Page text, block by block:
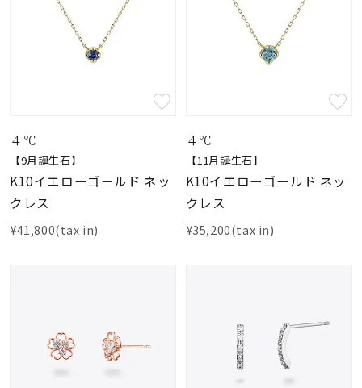
４℃
【9月誕生石】
K10イエローゴールド ネッ
クレス
¥41,800(tax in)
４℃
【11月誕生石】
K10イエローゴールド ネッ
クレス
¥35,200(tax in)